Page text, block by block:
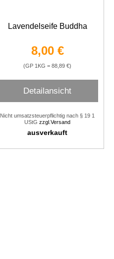
Lavendelseife Buddha
8,00 €
(GP 1KG = 88,89 €)
Detailansicht
Nicht umsatzsteuerpflichtig nach § 19 1
UStGzzgl.Versand
ausverkauft